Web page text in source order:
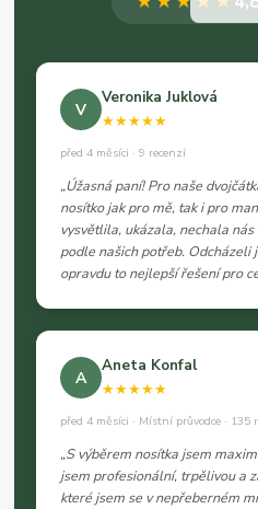
V
Veronika Juklová
★★★★★
před 4 měsíci · 9 recenzí
„Úžasná paní! Pro naše
nosítko jak pro mě, tak i pro
vysvětlila, ukázala, nechala
podle našich potřeb. Odcházeli
opravdu to nejlepší řešení pro
A
Aneta Konfal
★★★★★
před 4 měsíci · Místní průvodce · 135
„S výběrem nosítka jsem
jsem profesionální, trpělivou a
které jsem se v nepřeberném